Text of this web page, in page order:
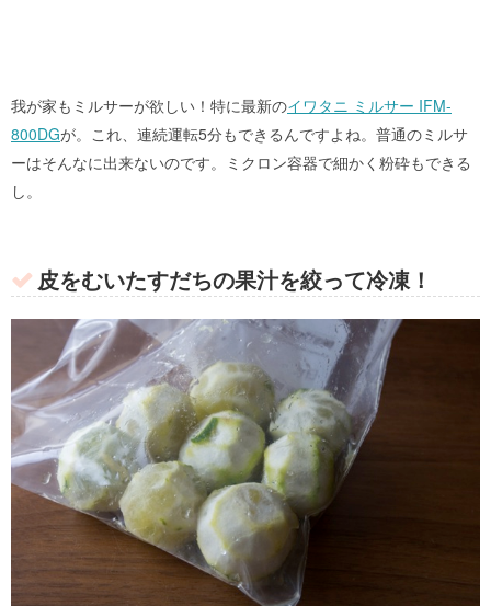
我が家もミルサーが欲しい！特に最新のイワタニ ミルサー IFM-
800DGが。これ、連続運転5分もできるんですよね。普通のミルサ
ーはそんなに出来ないのです。ミクロン容器で細かく粉砕もできる
し。
皮をむいたすだちの果汁を絞って冷凍！